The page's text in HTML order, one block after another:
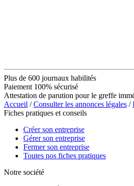
Plus de 600 journaux habilités
Paiement 100% sécurisé
Attestation de parution pour le greffe
Accueil /Consulter les annonces légales /
Fiches pratiques et conseils
Créer son entreprise
Gérer son entreprise
Fermer son entreprise
Toutes nos fiches pratiques
Notre société